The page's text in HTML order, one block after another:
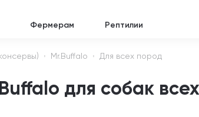
Фермерам Рептилии
Mr.Buffalo Для всех пород
для собак